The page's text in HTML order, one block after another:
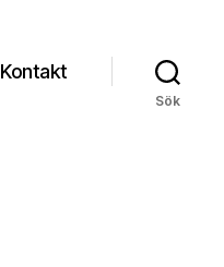
Kontakt
Sök